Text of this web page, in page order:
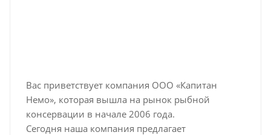
Вас приветствует компания ООО «Капитан
Немо», которая вышла на рынок рыбной
консервации в начале 2006 года.
Сегодня наша компания предлагает